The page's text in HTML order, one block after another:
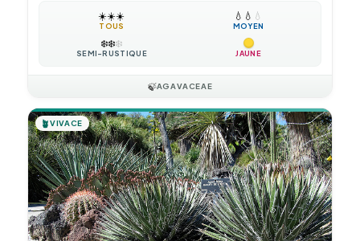
☀️☀️☀️
TOUS
💧 💧 💧
MOYEN
❄️❄️❄️
SEMI-RUSTIQUE JAUNE
🍃AGAVACEAE
🪴VIVACE